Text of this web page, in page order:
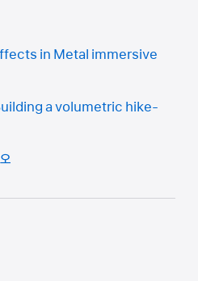
in Metal immersive
a volumetric hike-